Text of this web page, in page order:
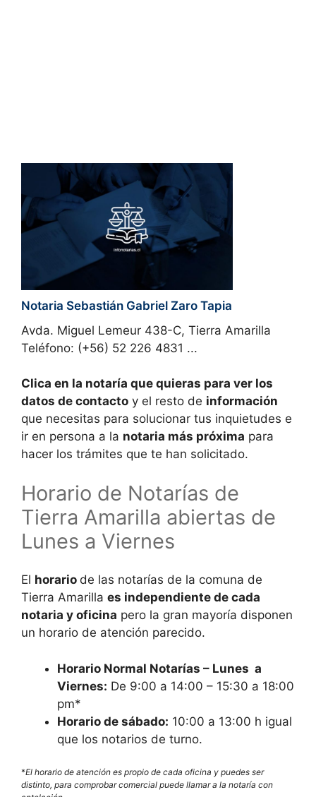
Notaria Sebastián Gabriel Zaro Tapia
Avda. Miguel Lemeur 438-C, Tierra Amarilla
Teléfono: (+56) 52 226 4831 ...
Clica en la notaría que quieras para ver los
datos de contacto y el resto de información
que necesitas para solucionar tus inquietudes e
ir en persona a la notaria más próxima para
hacer los trámites que te han solicitado.
Horario de Notarías de
Tierra Amarilla abiertas de
Lunes a Viernes
El horario de las notarías de la comuna de
Tierra Amarilla es independiente de cada
notaria y oficina pero la gran mayoría disponen
un horario de atención parecido.
Horario Normal Notarías – Lunes a
Viernes: De 9:00 a 14:00 – 15:30 a 18:00
pm*
Horario de sábado: 10:00 a 13:00 h igual
que los notarios de turno.
*El horario de atención es propio de cada oficina y puedes ser
distinto, para comprobar comercial puede llamar a la notaría con